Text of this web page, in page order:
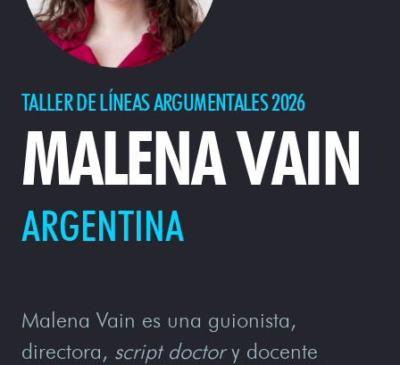
TALLER DE LÍNEAS ARGUMENTALES 2026
MALENA VAIN
ARGENTINA
Malena Vain es una guionista,
directora, script doctory docente